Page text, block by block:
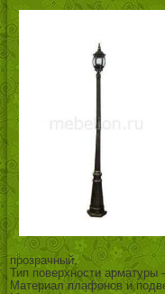
прозрачный,
Тип поверхности
Материал плафонов и